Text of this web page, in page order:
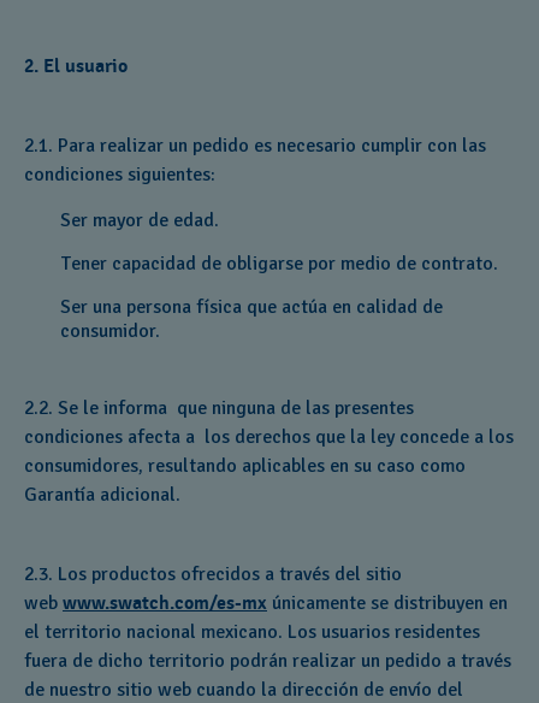
2. El usuario
2.1. Para realizar un pedido es necesario cumplir con las
condiciones siguientes:
Ser mayor de edad.
Tener capacidad de obligarse por medio de contrato.
Ser una persona física que actúa en calidad de
consumidor.
2.2. Se le informa que ninguna de las presentes
condiciones afecta a los derechos que la ley concede a los
consumidores, resultando aplicables en su caso como
Garantía adicional.
2.3. Los productos ofrecidos a través del sitio
web www.swatch.com/es-mx únicamente se distribuyen en
el territorio nacional mexicano. Los usuarios residentes
fuera de dicho territorio podrán realizar un pedido a través
de nuestro sitio web cuando la dirección de envío del